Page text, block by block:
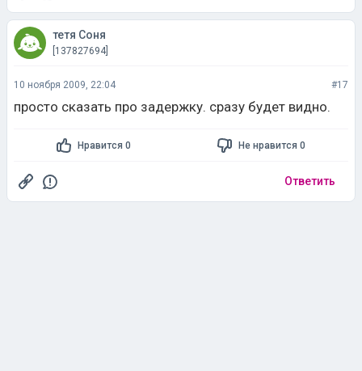
тетя Соня
[137827694]
10 ноября 2009, 22:04 #17
просто сказать про задержку. сразу будет видно.
Нравится 0 Не нравится 0
Ответить